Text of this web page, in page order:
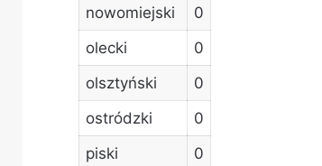
nowomiejski
0
olecki
0
olsztyński
0
ostródzki
0
piski
0